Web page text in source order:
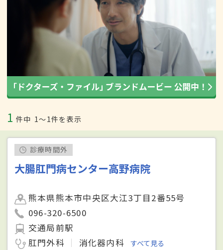
1 件中 1〜1件を表示
診療時間外
大腸肛門病センター高野病院
熊本県熊本市中央区大江3丁目2番55号
096-320-6500
交通局前駅
肛門外科
消化器内科 すべて見る